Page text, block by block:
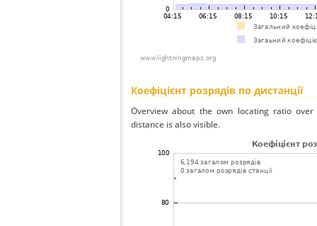
Коефіцієнт розрядів по дистанції
Overview about the own locating ratio
distance is also visible.